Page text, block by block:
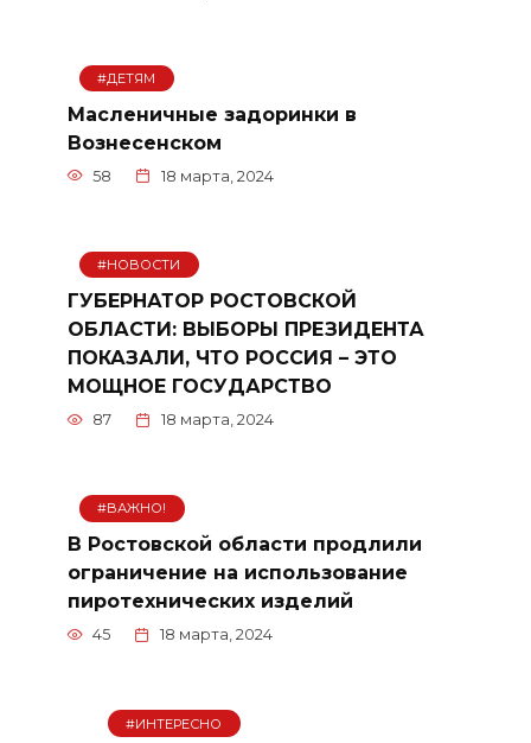
#ДЕТЯМ
Масленичные задоринки в
Вознесенском
58 18 марта, 2024
#НОВОСТИ
ГУБЕРНАТОР РОСТОВСКОЙ
ОБЛАСТИ: ВЫБОРЫ ПРЕЗИДЕНТА
ПОКАЗАЛИ, ЧТО РОССИЯ – ЭТО
МОЩНОЕ ГОСУДАРСТВО
87 18 марта, 2024
#ВАЖНО!
В Ростовской области продлили
ограничение на использование
пиротехнических изделий
45 18 марта, 2024
#ИНТЕРЕСНО